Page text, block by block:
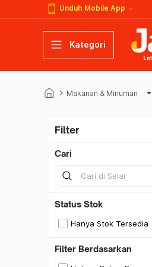
Unduh Mobile App
Kategori
keyboard_arrow_right Makanan & Minuman arrow_drop_down
Filter
Cari
Status Stok
Hanya Stok Tersedia
Filter Berdasarkan